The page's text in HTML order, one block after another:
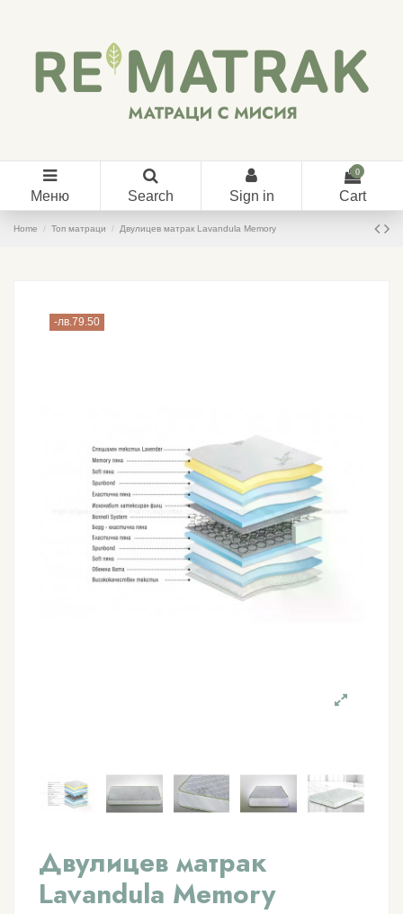
Меню Search Sign in
0
Cart
Home Топ матраци Двулицев матрак Lavandula Memory
-лв.79.50
Двулицев матрак
Lavandula Memory